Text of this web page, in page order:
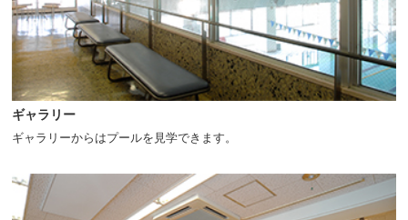
ギャラリー
ギャラリーからはプールを見学できます。